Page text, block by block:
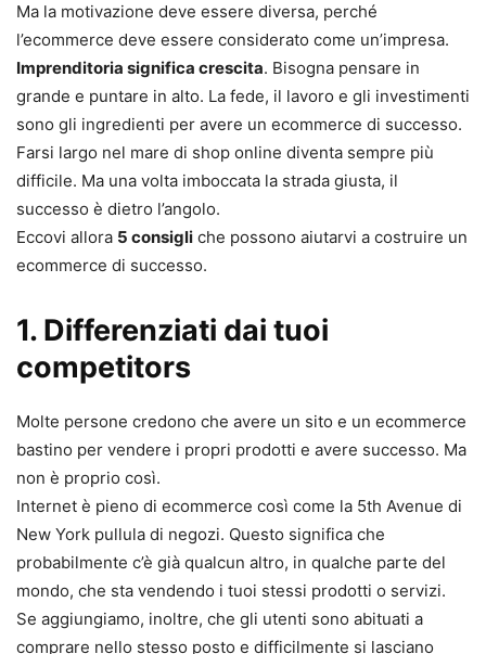
Ma la motivazione deve essere diversa, perché
l’ecommerce deve essere considerato come un’impresa.
Imprenditoria significa crescita. Bisogna pensare in
grande e puntare in alto. La fede, il lavoro e gli investimenti
sono gli ingredienti per avere un ecommerce di successo.
Farsi largo nel mare di shop online diventa sempre più
difficile. Ma una volta imboccata la strada giusta, il
successo è dietro l’angolo.
Eccovi allora 5 consigli che possono aiutarvi a costruire un
ecommerce di successo.
1. Differenziati dai tuoi
competitors
Molte persone credono che avere un sito e un ecommerce
bastino per vendere i propri prodotti e avere successo. Ma
non è proprio così.
Internet è pieno di ecommerce così come la 5th Avenue di
New York pullula di negozi. Questo significa che
probabilmente c’è già qualcun altro, in qualche parte del
mondo, che sta vendendo i tuoi stessi prodotti o servizi.
Se aggiungiamo, inoltre, che gli utenti sono abituati a
comprare nello stesso posto e difficilmente si lasciano